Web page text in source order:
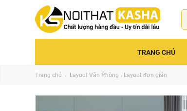
TRANG CHỦ
Trang chủ Layout Văn Phòng Layout đơn giản